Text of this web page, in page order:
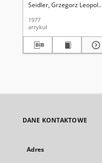
Seidler, Grzegorz
1977
artykuł
DANE KONTAKTOWE
Adres